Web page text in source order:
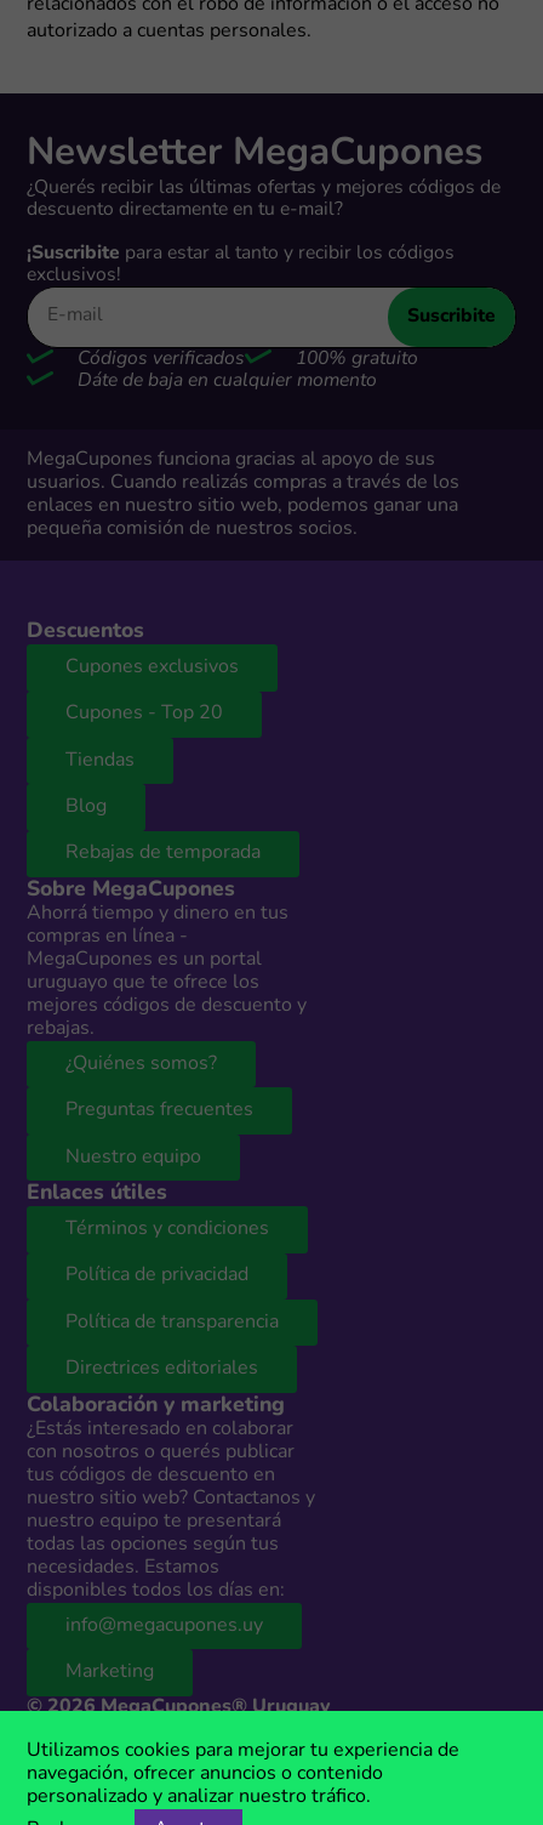
relacionados con el robo de información o el acceso no
autorizado a cuentas personales.
Newsletter MegaCupones
¿Querés recibir las últimas ofertas y mejores códigos de
descuento directamente en tu e-mail?
¡Suscribite para estar al tanto y recibir los códigos
exclusivos!
Suscribite
Códigos verificados
100% gratuito
Dáte de baja en cualquier momento
MegaCupones funciona gracias al apoyo de sus
usuarios. Cuando realizás compras a través de los
enlaces en nuestro sitio web, podemos ganar una
pequeña comisión de nuestros socios.
Descuentos
Cupones exclusivos
Cupones - Top 20
Tiendas
Blog
Rebajas de temporada
Sobre MegaCupones
Ahorrá tiempo y dinero en tus
compras en línea -
MegaCupones es un portal
uruguayo que te ofrece los
mejores códigos de descuento y
rebajas.
¿Quiénes somos?
Preguntas frecuentes
Nuestro equipo
Enlaces útiles
Términos y condiciones
Política de privacidad
Política de transparencia
Directrices editoriales
Colaboración y marketing
¿Estás interesado en colaborar
con nosotros o querés publicar
tus códigos de descuento en
nuestro sitio web? Contactanos y
nuestro equipo te presentará
todas las opciones según tus
necesidades. Estamos
disponibles todos los días en:
info@megacupones.uy
Marketing
© 2026 MegaCupones® Uruguay
Este sitio web contiene enlaces de afiliados a productos y servicios de
terceros. Si realizás una compra a través de estos enlaces, podemos
recibir una comisión sin costo adicional para vos. MegaCupones® es
una marca registrada, propiedad de Anima Media.
Utilizamos cookies para mejorar tu experiencia de
navegación, ofrecer anuncios o contenido
personalizado y analizar nuestro tráfico.